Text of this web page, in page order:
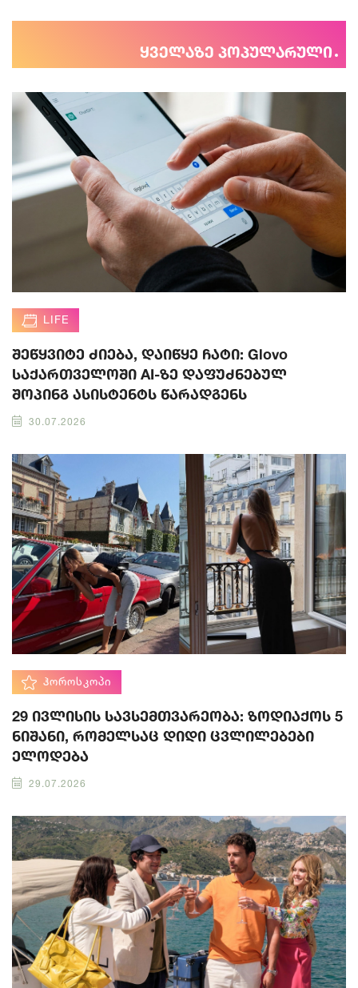
ყველაზე პოპულარული
LIFE
შეწყვიტე ძიება, დაიწყე ჩატი: Glovo
საქართველოში AI-ზე დაფუძნებულ
შოპინგ ასისტენტს წარადგენს
30.07.2026
ᲰᲝᲠᲝᲡᲙᲝᲞᲘ
29 ივლისის სავსემთვარეობა: ზოდიაქოს 5
ნიშანი, რომელსაც დიდი ცვლილებები
ელოდება
29.07.2026